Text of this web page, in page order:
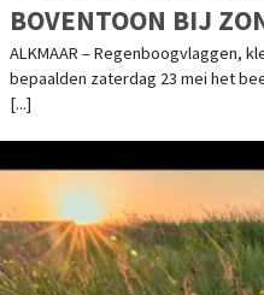
BOVENTOON BIJ
WALK
ALKMAAR – Regenboogvlaggen,
bepaalden zaterdag 23 mei het
[...]